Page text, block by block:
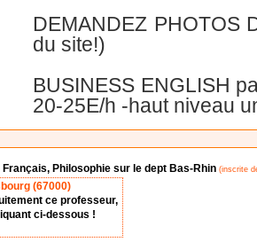
DEMANDEZ PHOTOS
du site!)
BUSINESS ENGLISH
20-25E/h -haut niveau
Français, Philosophie sur le dept Bas-Rhin (inscrite
(67000)
ce professeur,
ci-dessous !